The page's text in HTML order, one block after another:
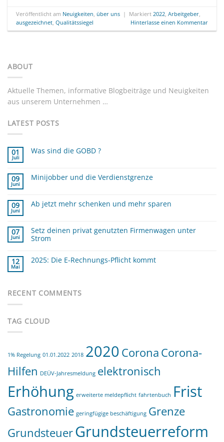
Veröffentlicht am Neuigkeiten, über uns | Markiert 2022, Arbeitgeber,
ausgezeichnet, Qualitätssiegel Hinterlasse einen Kommentar
ABOUT
Aktuelle Themen, informative Blogbeiträge und Neuigkeiten
aus unserem Unternehmen …
LATEST POSTS
01
Juli
Was sind die GOBD ?
Was
sind
09
Juni
Minijobber und die Verdienstgrenze
Minijobber
und
09
Juni
Ab jetzt mehr schenken und mehr sparen
Ab
jetzt
mehr
mehr
sparen
07
Juni
Setz deinen privat genutzten Firmenwagen unter
Strom
zu
Setz
unter
Strom
12
Mai
2025: Die E-Rechnungs-Pflicht kommt
Die
E-
RECENT COMMENTS
TAG CLOUD
1% Regelung 01.01.2022 2018 2020 Corona Corona-
Hilfen DEÜV-Jahresmeldung elektronisch
Erhöhung erweiterte meldepflicht fahrtenbuch Frist
Gastronomie geringfügige beschäftigung Grenze
GrundsteuerGrundsteuerreform